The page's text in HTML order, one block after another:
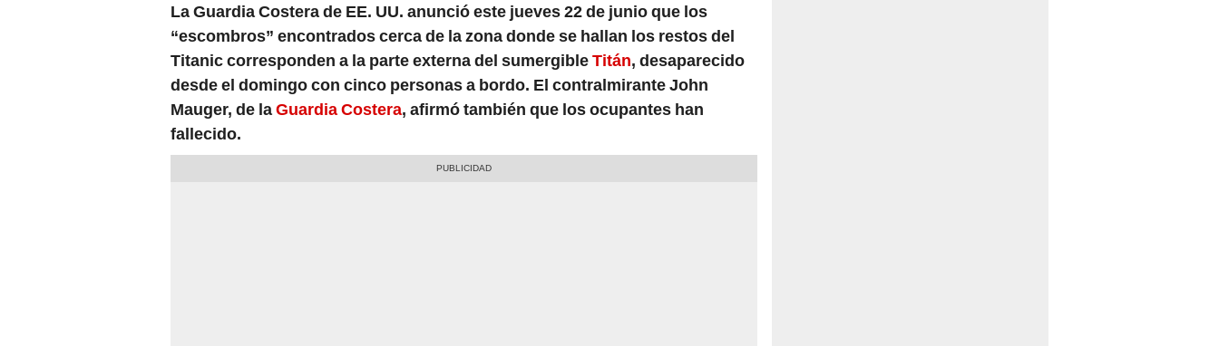
La Guardia Costera de EE. UU. anunció este jueves 22 de junio que los
“escombros” encontrados cerca de la zona donde se hallan los restos del
Titanic corresponden a la parte externa del sumergibleTitán, desaparecido
desde el domingo con cinco personas a bordo. El contralmirante John
Mauger, de laGuardia Costera, afirmó también que los ocupantes han
fallecido.